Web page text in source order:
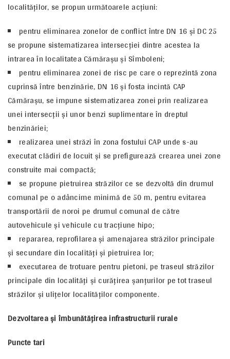
localităţilor, se propun următoarele acţiuni:
pentru eliminarea zonelor de conflict între DN 16 şi DC 25
se propune sistematizarea intersecţiei dintre acestea la
intrarea în localitatea Cămăraşu şi Sîmboleni;
pentru eliminarea zonei de risc pe care o reprezintă zona
cuprinsă între benzinărie, DN 16 şi fosta incintă CAP
Cămăraşu, se impune sistematizarea zonei prin realizarea
unei intersecţii şi unor benzi suplimentare în dreptul
benzinăriei;
realizarea unei străzi în zona fostului CAP unde s-au
executat clădiri de locuit şi se prefigurează crearea unei zone
construite mai compactă;
se propune pietruirea străzilor ce se dezvoltă din drumul
comunal pe o adâncime minimă de 50 m, pentru evitarea
transportării de noroi pe drumul comunal de către
autovehicule şi vehicule cu tracţiune hipo;
repararea, reprofilarea şi amenajarea străzilor principale
şi secundare din localităţi şi pietruirea lor;
executarea de trotuare pentru pietoni, pe traseul străzilor
principale din localităţi şi curăţirea şanţurilor pe tot traseul
străzilor şi uliţelor localităţilor componente.
Dezvoltarea şi îmbunătăţirea infrastructurii rurale
Puncte tari